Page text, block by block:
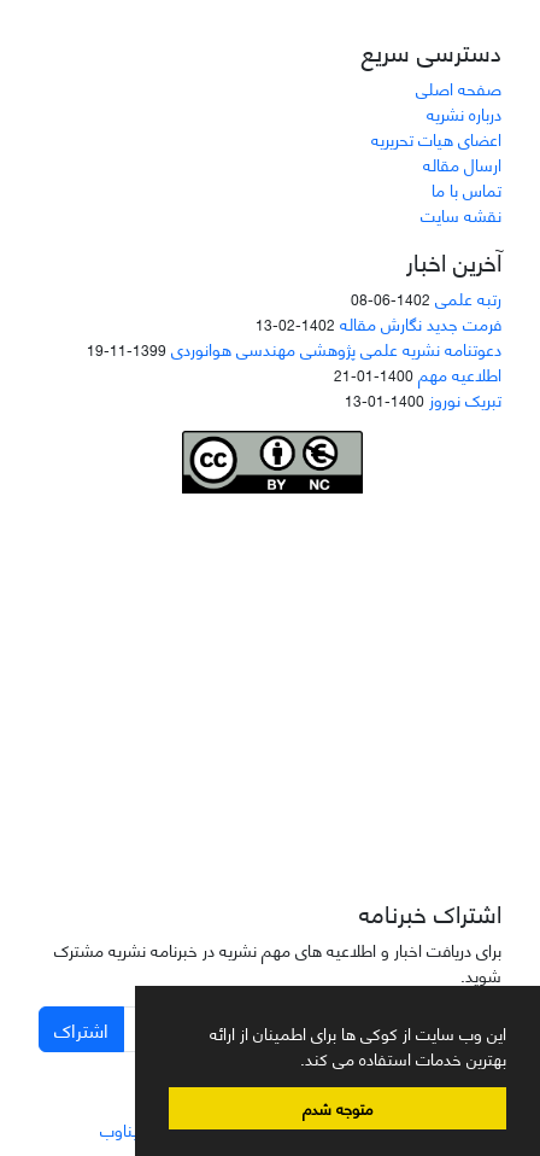
این وب سایت از کوکی ها برای اطمینان از ارائه
بهترین خدمات استفاده می کند.
متوجه شدم
دسترسی سریع
صفحه اصلی
درباره نشریه
اعضای هیات تحریریه
ارسال مقاله
تماس با ما
نقشه سایت
آخرین اخبار
رتبه علمی 1402-06-08
فرمت جدید نگارش مقاله 1402-02-13
دعوتنامه نشریه علمی پژوهشی مهندسی هوانوردی1399-11-19
اطلاعیه مهم1400-01-21
تبریک نوروز 1400-01-13
اشتراک خبرنامه
برای دریافت اخبار و اطلاعیه های مهم نشریه در خبرنامه نشریه مشترک
شوید.
اشتراک
سامانه مدیریت نشریات علمی.طراحی و پیاده سازی از سیناوب